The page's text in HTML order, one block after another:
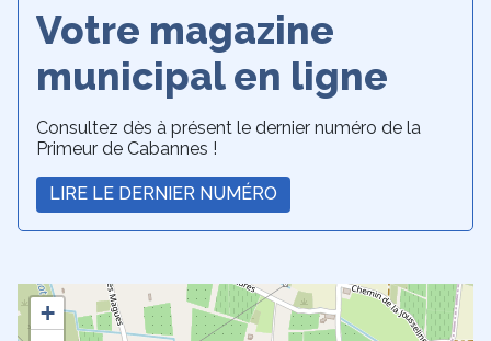
Votre magazine
municipal en ligne
Consultez dès à présent le dernier numéro de la
Primeur de Cabannes !
LIRE LE DERNIER NUMÉRO
+